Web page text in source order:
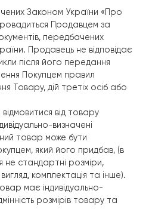
упаковка, пломби,
виданий Покупцю за
що не підлягають
передбачених у цьому
Міністрів України.
вартості товару належної
30 (тридцяти)
такого Товару Продавцем
передбачених п. 6.1.
поверненню шляхом
рахунок Покупця.
якості за адресою
рахунок Покупця та